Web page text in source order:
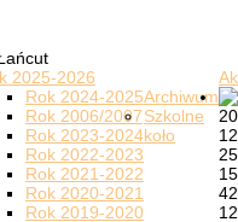
2025-2026
Archiwum
Rok 2024-2025
Rok 2006/2007
Rok 2023-2024
Rok 2022-2023
Rok 2021-2022
Rok 2020-2021
Rok 2019-2020
Szkolne
koło